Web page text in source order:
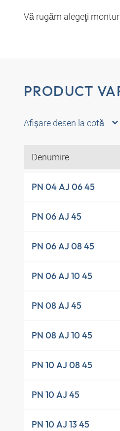
Vă rugăm alegeţi
PRODUCT
Afişare desen la cotă
Denumire
PN 04 AJ 06 45
PN 06 AJ 45
PN 06 AJ 08 45
PN 06 AJ 10 45
PN 08 AJ 45
PN 08 AJ 10 45
PN 10 AJ 08 45
PN 10 AJ 45
PN 10 AJ 13 45